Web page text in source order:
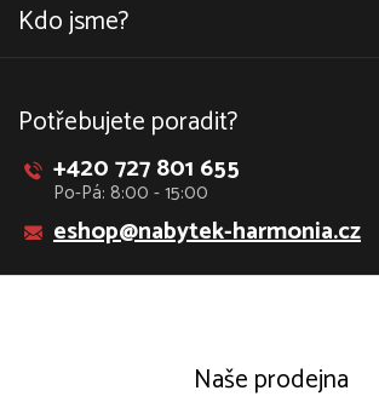
Kdo jsme?
Potřebujete poradit?
+420 727 801 655
Po-Pá: 8:00 - 15:00
eshop@nabytek-harmonia.cz
Naše prodejna